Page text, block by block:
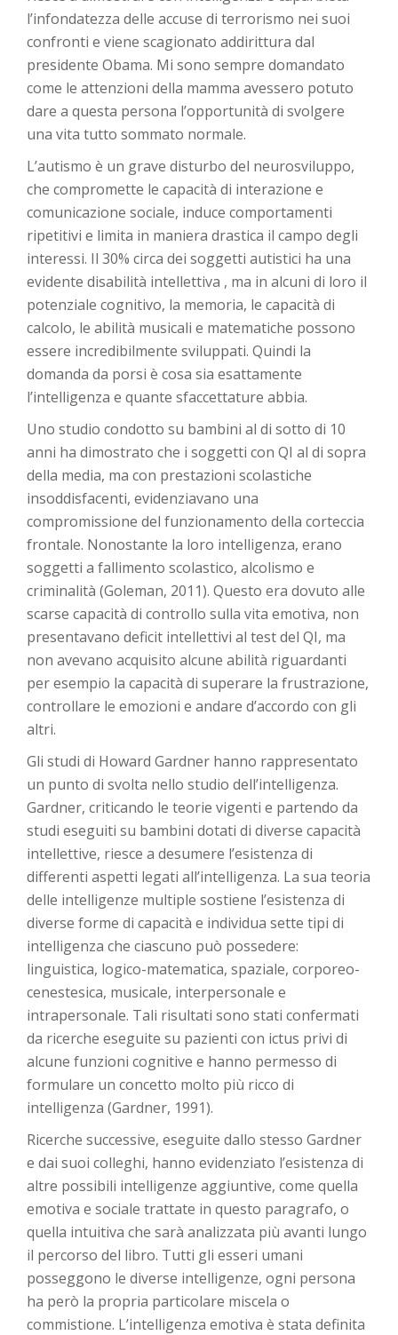
l’infondatezza delle accuse di terrorismo nei suoi
confronti e viene scagionato addirittura dal
presidente Obama. Mi sono sempre domandato
come le attenzioni della mamma avessero potuto
dare a questa persona l’opportunità di svolgere
una vita tutto sommato normale.
L’autismo è un grave disturbo del neurosviluppo,
che compromette le capacità di interazione e
comunicazione sociale, induce comportamenti
ripetitivi e limita in maniera drastica il campo degli
interessi. Il 30% circa dei soggetti autistici ha una
evidente disabilità intellettiva , ma in alcuni di loro il
potenziale cognitivo, la memoria, le capacità di
calcolo, le abilità musicali e matematiche possono
essere incredibilmente sviluppati. Quindi la
domanda da porsi è cosa sia esattamente
l’intelligenza e quante sfaccettature abbia.
Uno studio condotto su bambini al di sotto di 10
anni ha dimostrato che i soggetti con QI al di sopra
della media, ma con prestazioni scolastiche
insoddisfacenti, evidenziavano una
compromissione del funzionamento della corteccia
frontale. Nonostante la loro intelligenza, erano
soggetti a fallimento scolastico, alcolismo e
criminalità (Goleman, 2011). Questo era dovuto alle
scarse capacità di controllo sulla vita emotiva, non
presentavano deficit intellettivi al test del QI, ma
non avevano acquisito alcune abilità riguardanti
per esempio la capacità di superare la frustrazione,
controllare le emozioni e andare d’accordo con gli
altri.
Gli studi di Howard Gardner hanno rappresentato
un punto di svolta nello studio dell’intelligenza.
Gardner, criticando le teorie vigenti e partendo da
studi eseguiti su bambini dotati di diverse capacità
intellettive, riesce a desumere l’esistenza di
differenti aspetti legati all’intelligenza. La sua teoria
delle intelligenze multiple sostiene l’esistenza di
diverse forme di capacità e individua sette tipi di
intelligenza che ciascuno può possedere:
linguistica, logico-matematica, spaziale, corporeo-
cenestesica, musicale, interpersonale e
intrapersonale. Tali risultati sono stati confermati
da ricerche eseguite su pazienti con ictus privi di
alcune funzioni cognitive e hanno permesso di
formulare un concetto molto più ricco di
intelligenza (Gardner, 1991).
Ricerche successive, eseguite dallo stesso Gardner
e dai suoi colleghi, hanno evidenziato l’esistenza di
altre possibili intelligenze aggiuntive, come quella
emotiva e sociale trattate in questo paragrafo, o
quella intuitiva che sarà analizzata più avanti lungo
il percorso del libro. Tutti gli esseri umani
posseggono le diverse intelligenze, ogni persona
ha però la propria particolare miscela o
commistione. L’intelligenza emotiva è stata definita